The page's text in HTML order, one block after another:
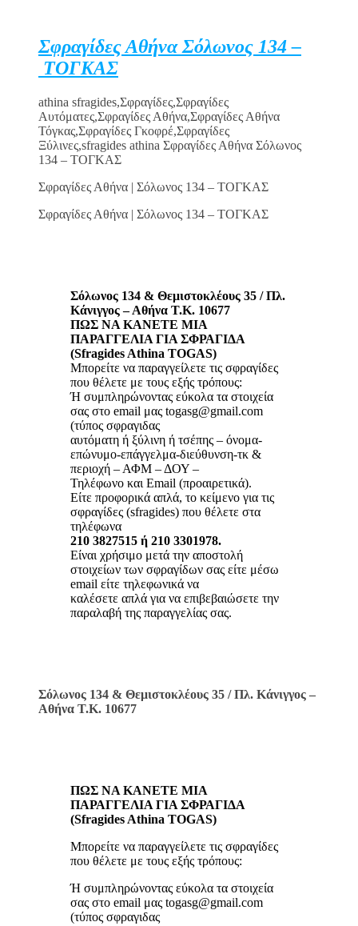
Σφραγίδες Αθήνα Σόλωνος 134 –
ΤΟΓΚΑΣ
athina sfragides,Σφραγίδες,Σφραγίδες
Αυτόματες,Σφραγίδες Αθήνα,Σφραγίδες Αθήνα
Τόγκας,Σφραγίδες Γκοφρέ,Σφραγίδες
Ξύλινες,sfragides athina Σφραγίδες Αθήνα Σόλωνος
134 – ΤΟΓΚΑΣ
Σφραγίδες Αθήνα | Σόλωνος 134 – ΤΟΓΚΑΣ
Σφραγίδες Αθήνα | Σόλωνος 134 – ΤΟΓΚΑΣ
Σόλωνος 134 & Θεμιστοκλέους 35 / Πλ.
Κάνιγγος – Αθήνα Τ.Κ. 10677
ΠΩΣ ΝΑ ΚΑΝΕΤΕ ΜΙΑ
ΠΑΡΑΓΓΕΛΙΑ ΓΙΑ ΣΦΡΑΓΙΔΑ
(Sfragides Athina TOGAS)
Μπορείτε να παραγγείλετε τις σφραγίδες
που θέλετε με τους εξής τρόπους:
Ή συμπληρώνοντας εύκολα τα στοιχεία
σας στο email μας togasg@gmail.com
(τύπος σφραγιδας
αυτόματη ή ξύλινη ή τσέπης – όνομα-
επώνυμο-επάγγελμα-διεύθυνση-τκ &
περιοχή – ΑΦΜ – ΔΟΥ –
Τηλέφωνο και Email (προαιρετικά).
Είτε προφορικά απλά, το κείμενο για τις
σφραγίδες (sfragides) που θέλετε στα
τηλέφωνα
210 3827515 ή 210 3301978.
Είναι χρήσιμο μετά την αποστολή
στοιχείων των σφραγίδων σας είτε μέσω
email είτε τηλεφωνικά να
καλέσετε απλά για να επιβεβαιώσετε την
παραλαβή της παραγγελίας σας.
Σόλωνος 134 & Θεμιστοκλέους 35 / Πλ. Κάνιγγος –
Αθήνα Τ.Κ. 10677
ΠΩΣ ΝΑ ΚΑΝΕΤΕ ΜΙΑ
ΠΑΡΑΓΓΕΛΙΑ ΓΙΑ ΣΦΡΑΓΙΔΑ
(Sfragides Athina TOGAS)
Μπορείτε να παραγγείλετε τις σφραγίδες
που θέλετε με τους εξής τρόπους:
Ή συμπληρώνοντας εύκολα τα στοιχεία
σας στο email μας togasg@gmail.com
(τύπος σφραγιδας